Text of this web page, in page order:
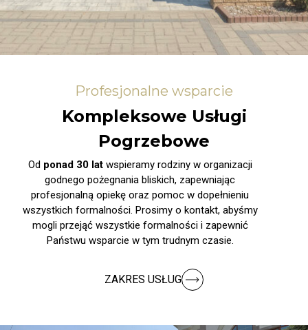
Profesjonalne wsparcie
Kompleksowe Usługi
Pogrzebowe
Od ponad 30 latwspieramy rodziny w organizacji
godnego pożegnania bliskich, zapewniając
profesjonalną opiekę oraz pomoc w dopełnieniu
wszystkich formalności. Prosimy o kontakt, abyśmy
mogli przejąć wszystkie formalności i zapewnić
Państwu wsparcie w tym trudnym czasie.
ZAKRES USŁUG